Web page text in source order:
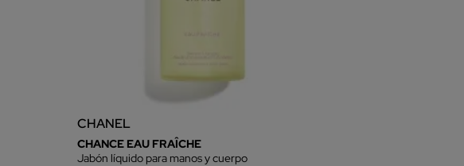
CHANEL
CHANCE EAU FRAÎCHE
Jabón líquido para manos y cuerpo